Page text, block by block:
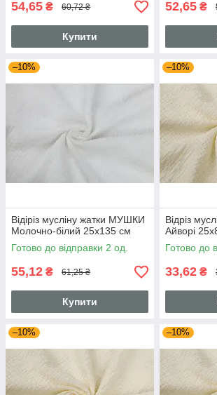
54,65 ₴ 60,72 ₴
Купити
52,65 ₴
–10%
Відіріз мусліну жатки МУШКИ
Молочно-білий 25х135 см
Готово до відправки 2 од.
55,12 ₴ 61,25 ₴
Купити
–10%
Відріз
Айворі
Готово до
33,62 ₴
–10% –10%